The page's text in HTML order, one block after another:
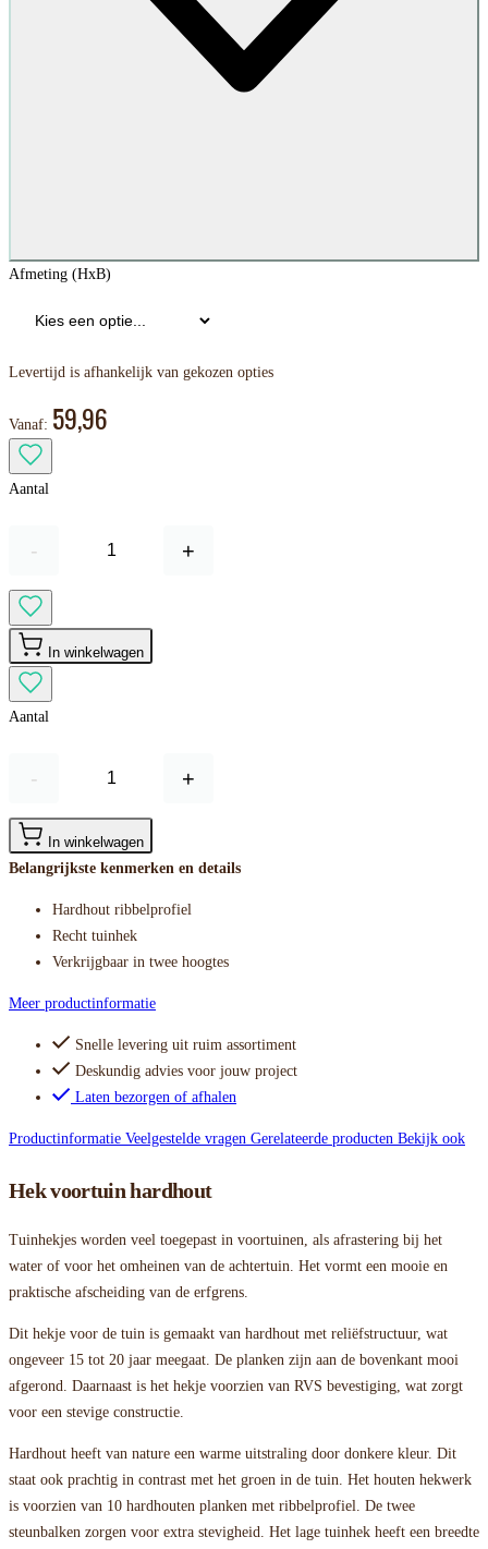
Afmeting (HxB)
Levertijd is afhankelijk van gekozen opties
Vanaf: 59,96
Aantal
- +
In winkelwagen
Aantal
- +
In winkelwagen
Belangrijkste kenmerken en details
Hardhout ribbelprofiel
Recht tuinhek
Verkrijgbaar in twee hoogtes
Meer productinformatie
Snelle levering uit ruim assortiment
Deskundig advies voor jouw project
Laten bezorgen of afhalen
Productinformatie Veelgestelde vragen Gerelateerde producten Bekijk ook
Hek voortuin hardhout
Tuinhekjes worden veel toegepast in voortuinen, als afrastering bij het
water of voor het omheinen van de achtertuin. Het vormt een mooie en
praktische afscheiding van de erfgrens.
Dit hekje voor de tuin is gemaakt van hardhout met reliëfstructuur, wat
ongeveer 15 tot 20 jaar meegaat. De planken zijn aan de bovenkant mooi
afgerond. Daarnaast is het hekje voorzien van RVS bevestiging, wat zorgt
voor een stevige constructie.
Hardhout heeft van nature een warme uitstraling door donkere kleur. Dit
staat ook prachtig in contrast met het groen in de tuin. Het houten hekwerk
is voorzien van 10 hardhouten planken met ribbelprofiel. De twee
steunbalken zorgen voor extra stevigheid. Het lage tuinhek heeft een breedte